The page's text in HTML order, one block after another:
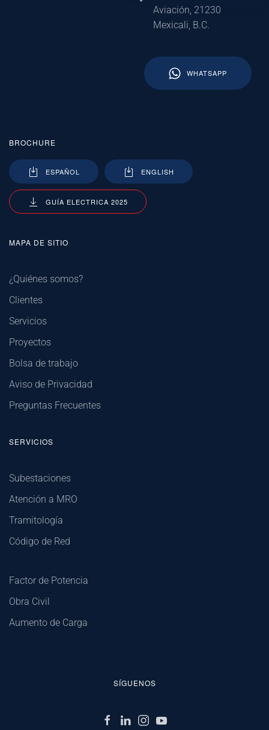
Aviación, 21230
Mexicali, B.C.
WHATSAPP
BROCHURE
ESPAÑOL ENGLISH
GUÍA ELECTRICA 2025
MAPA DE SITIO
¿Quiénes somos?
Clientes
Servicios
Proyectos
Bolsa de trabajo
Aviso de Privacidad
Preguntas Frecuentes
SERVICIOS
Subestaciones
Atención a MRO
Tramitología
Código de Red
Factor de Potencia
Obra Civil
Aumento de Carga
SÍGUENOS